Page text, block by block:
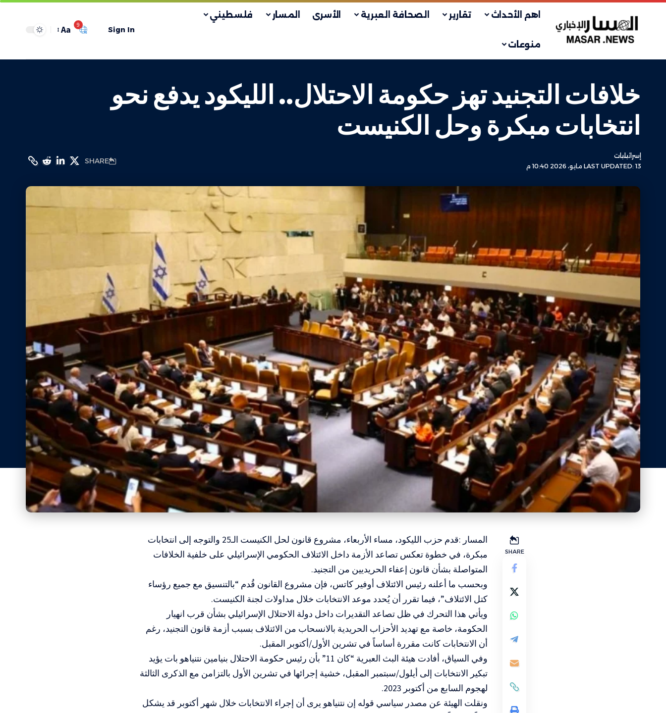
اهم الأحداث تقارير الصحافة العبرية الأسرى المسار فلسطيني
منوعات
Sign In
9
Aa
خلافات التجنيد تهز حكومة الاحتلال.. الليكود يدفع نحو
انتخابات مبكرة وحل الكنيست
LAST UPDATED: 13 مايو، 2026 10:40 م
إسرائيليات
SHARE
SHARE
المسار :قدم حزب الليكود، مساء الأربعاء، مشروع قانون لحل الكنيست الـ25 والتوجه إلى انتخابات
مبكرة، في خطوة تعكس تصاعد الأزمة داخل الائتلاف الحكومي الإسرائيلي على خلفية الخلافات
المتواصلة بشأن قانون إعفاء الحريديين من التجنيد.
وبحسب ما أعلنه رئيس الائتلاف أوفير كاتس، فإن مشروع القانون قُدم “بالتنسيق مع جميع رؤساء
كتل الائتلاف”، فيما تقرر أن يُحدد موعد الانتخابات خلال مداولات لجنة الكنيست.
ويأتي هذا التحرك في ظل تصاعد التقديرات داخل دولة الاحتلال الإسرائيلي بشأن قرب انهيار
الحكومة، خاصة مع تهديد الأحزاب الحريدية بالانسحاب من الائتلاف بسبب أزمة قانون التجنيد، رغم
أن الانتخابات كانت مقررة أساساً في تشرين الأول/أكتوبر المقبل.
وفي السياق، أفادت هيئة البث العبرية “كان 11” بأن رئيس حكومة الاحتلال بنيامين نتنياهو بات يؤيد
تبكير الانتخابات إلى أيلول/سبتمبر المقبل، خشية إجرائها في تشرين الأول بالتزامن مع الذكرى الثالثة
لهجوم السابع من أكتوبر 2023.
ونقلت الهيئة عن مصدر سياسي قوله إن نتنياهو يرى أن إجراء الانتخابات خلال شهر أكتوبر قد يشكل